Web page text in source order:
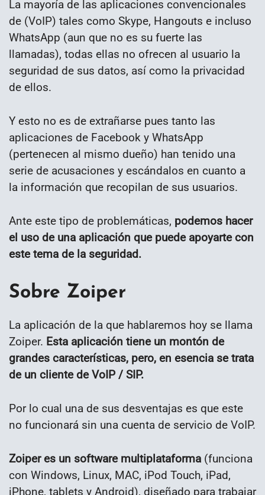
La mayoría de las aplicaciones convencionales
de (VoIP) tales como Skype, Hangouts e incluso
WhatsApp (aun que no es su fuerte las
llamadas), todas ellas no ofrecen al usuario la
seguridad de sus datos, así como la privacidad
de ellos.
Y esto no es de extrañarse pues tanto las
aplicaciones de Facebook y WhatsApp
(pertenecen al mismo dueño) han tenido una
serie de acusaciones y escándalos en cuanto a
la información que recopilan de sus usuarios.
Ante este tipo de problemáticas, podemos hacer
el uso de una aplicación que puede apoyarte con
este tema de la seguridad.
Sobre Zoiper
La aplicación de la que hablaremos hoy se llama
Zoiper. Esta aplicación tiene un montón de
grandes características, pero, en esencia se trata
de un cliente de VoIP / SIP.
Por lo cual una de sus desventajas es que este
no funcionará sin una cuenta de servicio de VoIP.
Zoiper es un software multiplataforma (funciona
con Windows, Linux, MAC, iPod Touch, iPad,
iPhone, tablets y Android), diseñado para trabajar